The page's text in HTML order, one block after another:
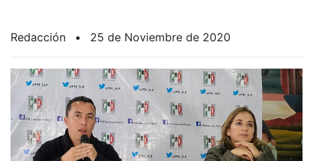
Redacción • 25 de Noviembre de 2020